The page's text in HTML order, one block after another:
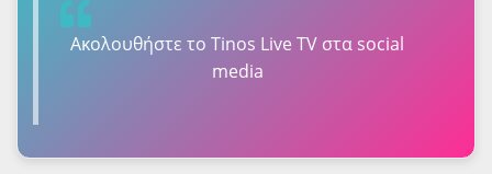
Ακολουθήστε τo Tinos Live TV στα social
media